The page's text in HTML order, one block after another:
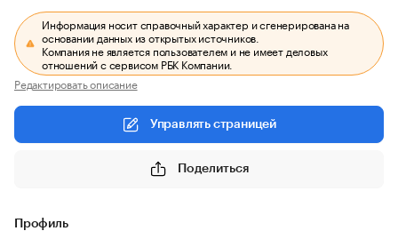
Информация носит справочный характер и сгенерирована на
основании данных из открытых источников.
Компания не является пользователем и не имеет деловых
отношений с сервисом РБК Компании.
Редактировать описание
Управлять страницей
Поделиться
Профиль